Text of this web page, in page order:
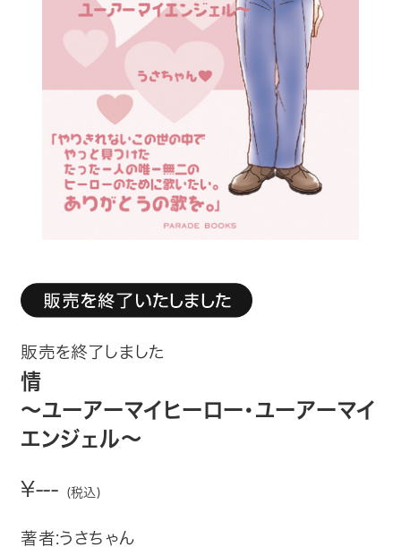
エッセイ・詩・ノンフィクション
趣味・カルチャー
生活・健康
論文・学術書・参考書
社会・思想・哲学
電子書籍
販売を終了しました
情
～ユーアーマイヒーロー・ユーアーマイ
エンジェル～
¥--- (税込)
著者:うさちゃん